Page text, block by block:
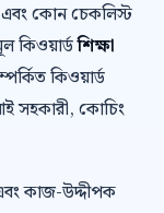
কোন চেকলিস্ট
কিওয়ার্ডশিক্ষা
কিওয়ার্ড
সহকারী, কোচিং
কাজ-উদ্দীপক